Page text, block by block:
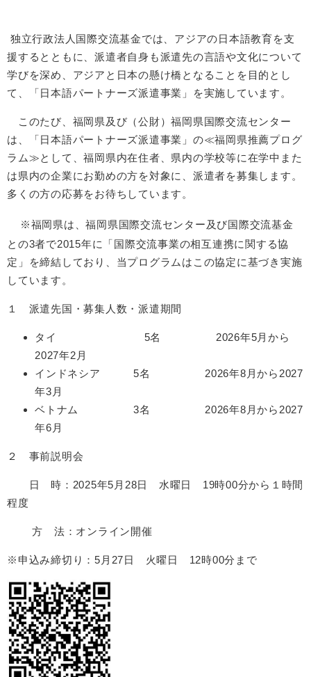
独立行政法人国際交流基金では、アジアの日本語教育を支
援するとともに、派遣者自身も派遣先の言語や文化について
学びを深め、アジアと日本の懸け橋となることを目的とし
て、「日本語パートナーズ派遣事業」を実施しています。
このたび、福岡県及び（公財）福岡県国際交流センター
は、「日本語パートナーズ派遣事業」の≪福岡県推薦プログ
ラム≫として、福岡県内在住者、県内の学校等に在学中また
は県内の企業にお勤めの方を対象に、派遣者を募集します。
多くの方の応募をお待ちしています。
※福岡県は、福岡県国際交流センター及び国際交流基金
との3者で2015年に「国際交流事業の相互連携に関する協
定」を締結しており、当プログラムはこの協定に基づき実施
しています。​
１ 派遣先国・募集人数・派遣期間
タイ 5名 2026年5月から
2027年2月
インドネシア 5名 2026年8月から2027
年3月
ベトナム 3名 2026年8月から2027
年6月
２ 事前説明会
日 時：2025年5月28日 水曜日 19時00分から１時間
程度
方 法：オンライン開催
※申込み締切り：5月27日 火曜日 12時00分まで